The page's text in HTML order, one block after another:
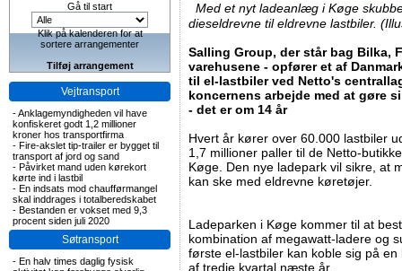
Gå til start
Klik på kalenderen for at
sortere arrangementer
Tilføj arrangement
Vejtransport
-Anklagemyndigheden vil have
konfiskeret godt 1,2 millioner
kroner hos transportfirma
- Fire-akslet tip-trailer er bygget til
transport af jord og sand
- Påvirket mand uden kørekort
kørte ind i lastbil
- En indsats mod chaufførmangel
skal inddrages i totalberedskabet
- Bestanden er vokset med 9,3
procent siden juli 2020
Søtransport
- En halv times daglig fysisk
Med et nyt ladeanlæg i Køge
dieseldrevne til eldrevne lastbiler.
Salling Group, der står bag Bilka,
varehusene - opfører et af
til el-lastbiler ved Netto's
koncernens arbejde med at gøre
- det er om 14 år
Hvert år kører over 60.000 lastbiler
1,7 millioner paller til de Netto-
Køge. Den nye ladepark vil sikre, at
kan ske med eldrevne køretøjer.
Ladeparken i Køge kommer til at
kombination af megawatt-ladere og
første el-lastbiler kan koble sig på
af tredie kvartal næste år.